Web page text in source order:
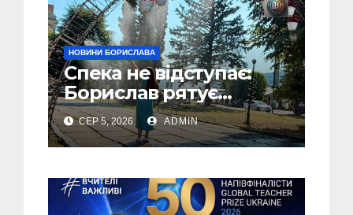
НОВИНИ БОРИСЛАВА
Спека не відступає:
Борислав рятує
жителів від рекордної
спеки (Фото)
СЕР 5, 2026 ADMIN